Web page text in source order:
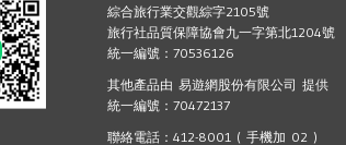
綜合旅行業交觀綜字2105號
旅行社品質保障協會九一字第北1204號
統一編號：70536126
其他產品由 易遊網股份有限公司 提供
統一編號：70472137
聯絡電話：412-8001 ( 手機加 02 )